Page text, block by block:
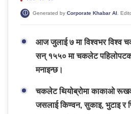
Generated by Corporate Khabar AI.
आज जुलाई ७ मा विश्वभर विश्व
सन् १५५० मा चकलेट पहिलोपटक
मनाइन्छ।
चकलेट थियोब्रोमा काकाओ
जसलाई किण्वन, सुकाइ, भुटाइ र